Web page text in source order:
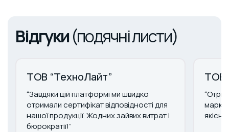
Відгуки(подячні листи)
ТОВ “ТехноЛайт”
“Завдяки цій платформі ми швидко
отримали сертифікат відповідності для
нашої продукції. Жодних зайвих витрат і
бюрократії!”
ТОВ